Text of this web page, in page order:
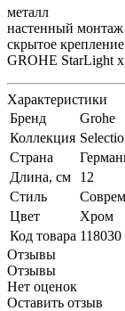
металл
настенный монтаж
скрытое крепление
GROHE StarLight
Характеристики
Бренд
Grohe
Коллекция
Страна
Длина, см
12
Стиль
Цвет
Хром
Код товара 118030
Отзывы
Отзывы
Нет оценок
Оставить отзыв